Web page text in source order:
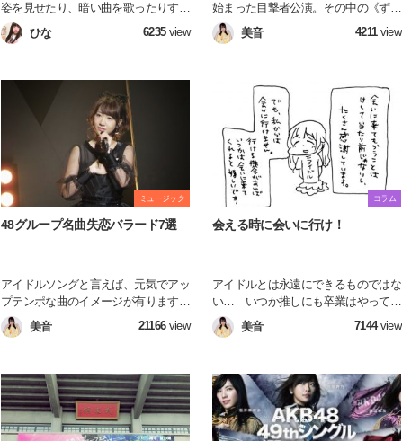
姿を見せたり、暗い曲を歌ったりする
アイドルたち。 一見キラキラした明
るい世界にいるように見える彼女たち
も笑顔で元気いっぱいなだけではな
い、アイドルの暗い側面について書き
ました！
ひな 6235view
始まった目撃者公演。その中の《ずっ
とずっと》という神曲を語っていま
す。王道アイドルソングのメロディに
した。この曲を１人でも多くの人に知
って聴いてもらうきっかけになれば嬉
しいです。
美音 4211view
ミュージック
48グループ名曲失恋バラード7選
アイドルソングと言えば、元気でアッ
プテンポな曲のイメージが有ります
が、人の心の琴線に触れるような隠れ
た名曲バラードも沢山あるんです！今
グ達を紹介し、歌詞を私なりに解釈・
解説しつつ何故心にグっとくるのかを
語ります。AKBファンの皆さんは勿
論、ドルヲタの中でも楽曲派の皆さ
美音 21166view
コラム
会える時に会いに行け！
アイドルとは永遠にできるものではな
い… いつか推しにも卒業はやってく
る。だから会える時に会いに行かなけ
れば後悔してしまう。頭では理解して
ると何故か忘れてしまうんです。幸せ
な時間は永遠に続いていくような漫然
とした安心感を抱き、心地よさを感じ
現実から目をそらすように… 最近私
美音 7144view